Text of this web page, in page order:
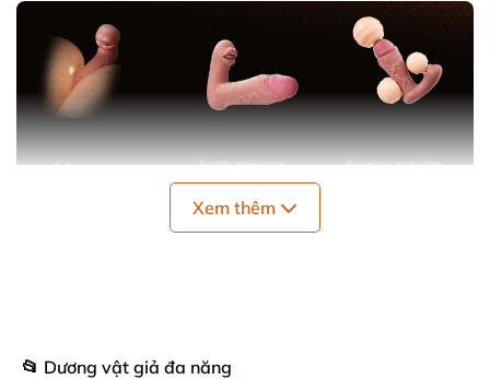
Xem thêm
📂 Dương vật giả đa năng